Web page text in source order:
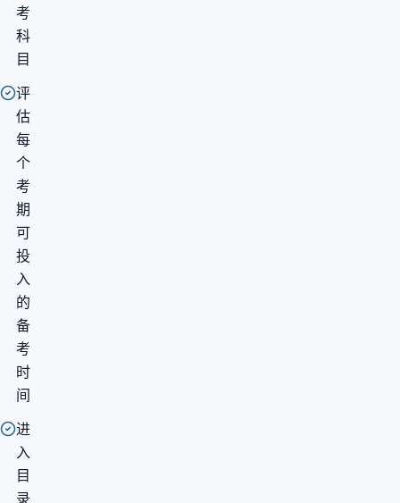
考
科
目
评
估
每
个
考
期
可
投
入
的
备
考
时
间
进
入
目
录